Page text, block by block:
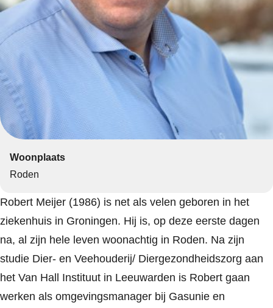
Woonplaats
Roden
Robert Meijer (1986) is net als velen geboren in het
ziekenhuis in Groningen. Hij is, op deze eerste dagen
na, al zijn hele leven woonachtig in Roden. Na zijn
studie Dier- en Veehouderij/ Diergezondheidszorg aan
het Van Hall Instituut in Leeuwarden is Robert gaan
werken als omgevingsmanager bij Gasunie en